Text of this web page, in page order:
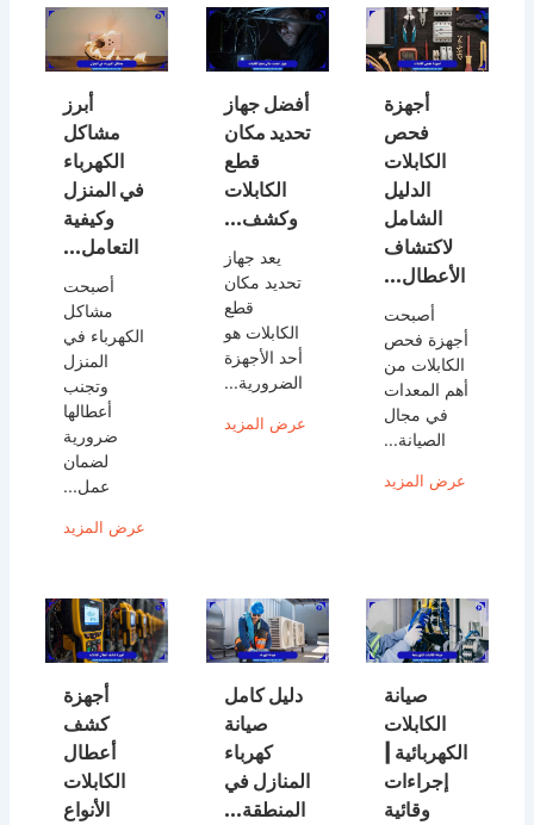
أجهزة
فحص
الكابلات
الدليل
الشامل
لاكتشاف
الأعطال...
أصبحت
أجهزة فحص
الكابلات من
أهم المعدات
في مجال
الصيانة...
عرض المزيد
أفضل جهاز
تحديد مكان
قطع
الكابلات
وكشف...
يعد جهاز
تحديد مكان
قطع
الكابلات هو
أحد الأجهزة
الضرورية...
عرض المزيد
أبرز
مشاكل
الكهرباء
في المنزل
وكيفية
التعامل...
أصبحت
مشاكل
الكهرباء في
المنزل
وتجنب
أعطالها
ضرورية
لضمان
عمل...
عرض المزيد
صيانة
الكابلات
الكهربائية |
إجراءات
وقائية
دليل كامل
صيانة
كهرباء
المنازل في
المنطقة...
أجهزة
كشف
أعطال
الكابلات
الأنواع